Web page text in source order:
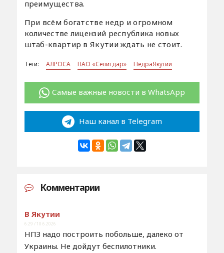
преимущества.
При всём богатстве недр и огромном
количестве лицензий республика новых
штаб-квартир в Якутии ждать не стоит.
Теги: АЛРОСА ПАО «Селигдар» НедраЯкутии
Самые важные новости в WhatsApp
Наш канал в Telegram
Комментарии
В Якутии
6:29 / 10.6.2026
НПЗ надо построить побольше, далеко от
Украины. Не дойдут беспилотники.